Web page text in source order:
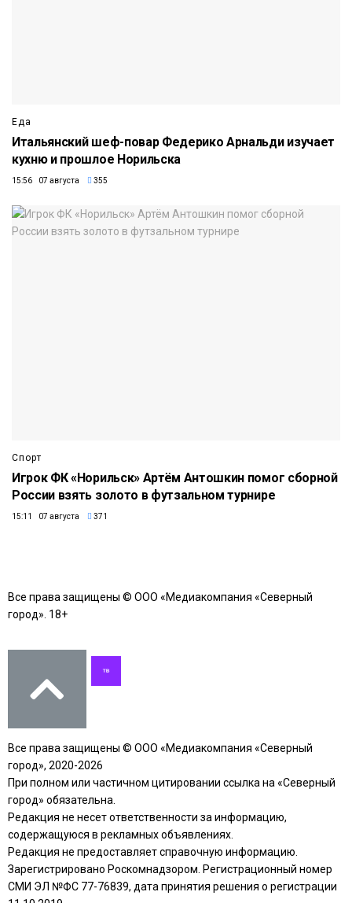
Еда
Итальянский шеф-повар Федерико Арнальди изучает
кухню и прошлое Норильска
15:56 07 августа 355
Спорт
Игрок ФК «Норильск» Артём Антошкин помог сборной
России взять золото в футзальном турнире
15:11 07 августа 371
Все права защищены © ООО «Медиакомпания «Северный
город». 18+
Все права защищены © ООО «Медиакомпания «Северный
город», 2020-2026
При полном или частичном цитировании ссылка на «Северный
город» обязательна.
Редакция не несет ответственности за информацию,
содержащуюся в рекламных объявлениях.
Редакция не предоставляет справочную информацию.
Зарегистрировано Роскомнадзором. Регистрационный номер
СМИ ЭЛ №ФС 77-76839, дата принятия решения о регистрации